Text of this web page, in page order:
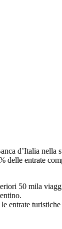
d’Italia nella
delle entrate
50 mila
entrate